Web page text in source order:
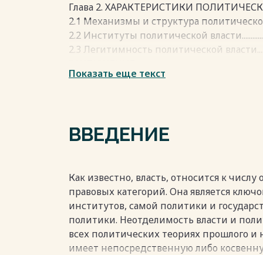
Глава 2. ХАРАКТЕРИСТИКИ
2.1 Механизмы и структура политической
2.2 Институты политической
2.3 Легитимность политической
СПИСОК
Показать еще текст
ВВЕДЕНИЕ
Как известно, власть, относится к
правовых категорий. Она является
институтов, самой политики и
политики. Неотделимость власти и
всех политических теориях прошлого и
имеет непосредственную либо